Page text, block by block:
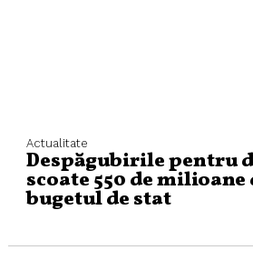
Actualitate
Despăgubirile pentru
scoate 550 de
bugetul de stat